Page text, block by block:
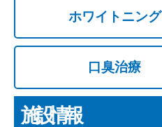
ホワイトニング
口臭治療
施設情報